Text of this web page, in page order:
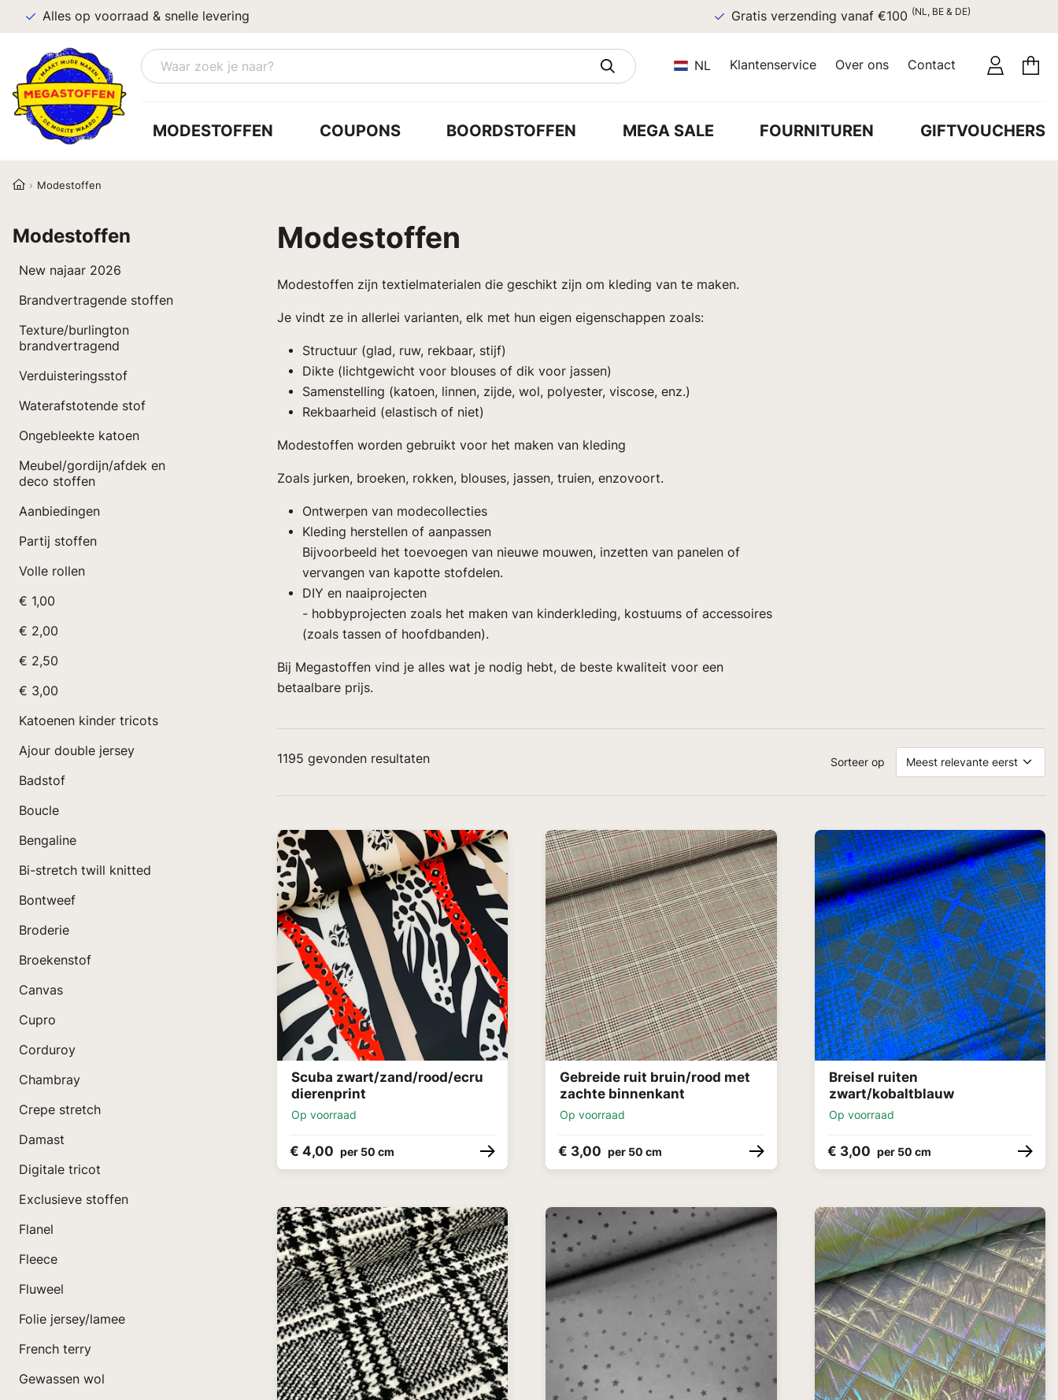
Alles op voorraad & snelle levering Gratis verzending vanaf €100 (NL, BE & DE)
NL Klantenservice Over ons Contact
MODESTOFFEN COUPONS BOORDSTOFFEN MEGA SALE FOURNITUREN GIFTVOUCHERS
Modestoffen
Modestoffen
New najaar 2026
Brandvertragende stoffen
Texture/burlington
brandvertragend
Verduisteringsstof
Waterafstotende stof
Ongebleekte katoen
Meubel/gordijn/afdek en
deco stoffen
Aanbiedingen
Partij stoffen
Volle rollen
€ 1,00
€ 2,00
€ 2,50
€ 3,00
Katoenen kinder tricots
Ajour double jersey
Badstof
Boucle
Bengaline
Bi-stretch twill knitted
Bontweef
Broderie
Broekenstof
Canvas
Cupro
Corduroy
Chambray
Crepe stretch
Damast
Digitale tricot
Exclusieve stoffen
Flanel
Fleece
Fluweel
Folie jersey/lamee
French terry
Gewassen wol
Modestoffen
Modestoffen zijn textielmaterialen die geschikt zijn om kleding van te maken.
Je vindt ze in allerlei varianten, elk met hun eigen eigenschappen zoals:
Structuur (glad, ruw, rekbaar, stijf)
Dikte (lichtgewicht voor blouses of dik voor jassen)
Samenstelling (katoen, linnen, zijde, wol, polyester, viscose, enz.)
Rekbaarheid (elastisch of niet)
Modestoffen worden gebruikt voor het maken van kleding
Zoals jurken, broeken, rokken, blouses, jassen, truien, enzovoort.
Ontwerpen van modecollecties
Kleding herstellen of aanpassen
Bijvoorbeeld het toevoegen van nieuwe mouwen, inzetten van panelen of
vervangen van kapotte stofdelen.
DIY en naaiprojecten
- hobbyprojecten zoals het maken van kinderkleding, kostuums of accessoires
(zoals tassen of hoofdbanden).
Bij Megastoffen vind je alles wat je nodig hebt, de beste kwaliteit voor een
betaalbare prijs.
Sorteer op Meest relevante eerst
1195 gevonden resultaten
Scuba zwart/zand/rood/ecru
dierenprint
Op voorraad
€ 4,00 per 50 cm
Gebreide ruit bruin/rood met
zachte binnenkant
Op voorraad
€ 3,00 per 50 cm
Breisel ruiten
zwart/kobaltblauw
Op voorraad
€ 3,00 per 50 cm